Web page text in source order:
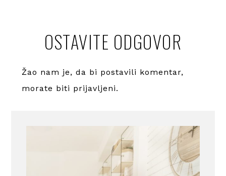
OSTAVITE ODGOVOR
Žao nam je, da bi postavili komentar,
morate biti prijavljeni.